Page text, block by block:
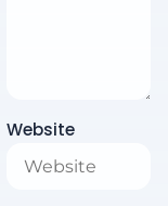
Website